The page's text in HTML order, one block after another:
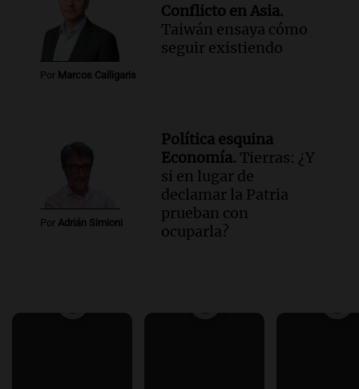
Por Marcos Calligaris
Conflicto en Asia.
Taiwán ensaya cómo
seguir existiendo
Por Adrián Simioni
Política esquina
Economía. Tierras: ¿Y
si en lugar de
declamar la Patria
prueban con
ocuparla?